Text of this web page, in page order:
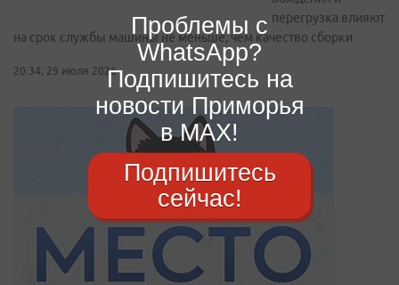
перегрузка влияют
на срок службы машины не меньше, чем качество сборки
20:34, 29 июля 2026
Проблемы с
WhatsApp?
Подпишитесь на
новости Приморья
в MAX!
Подпишитесь
сейчас!